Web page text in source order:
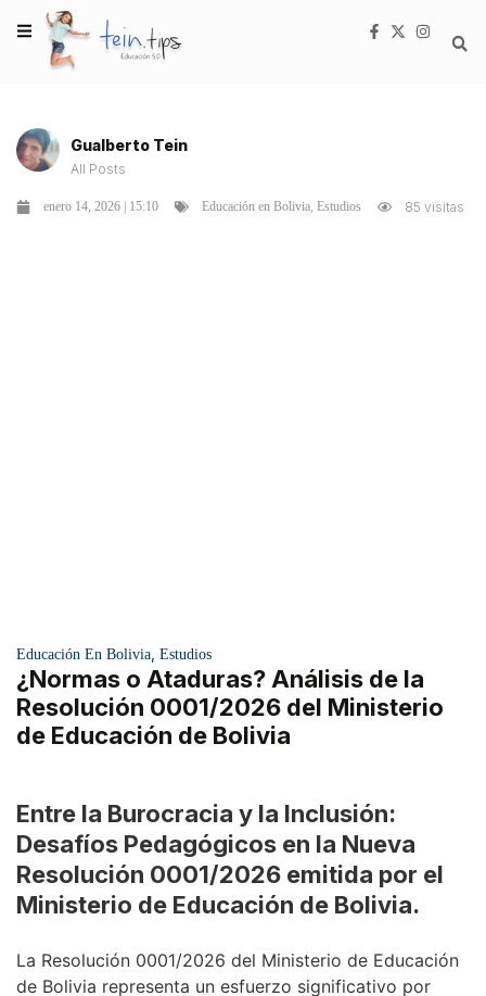
Gualberto Tein
All Posts
enero 14, 2026 | 15:10 Educación en Bolivia, Estudios 85 visitas
Educación En Bolivia Estudios
¿Normas o Ataduras? Análisis de la
Resolución 0001/2026 del Ministerio
de Educación de Bolivia
Entre la Burocracia y la Inclusión:
Desafíos Pedagógicos en la Nueva
Resolución 0001/2026 emitida por el
Ministerio de Educación de Bolivia.
La Resolución 0001/2026 del Ministerio de Educación
de Bolivia representa un esfuerzo significativo por